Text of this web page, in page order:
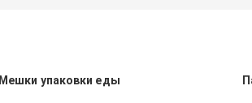
Мешки упаковки еды